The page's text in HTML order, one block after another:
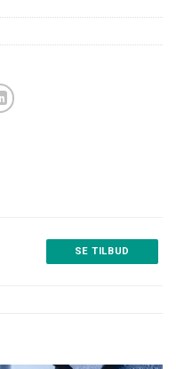
SE TILBUD